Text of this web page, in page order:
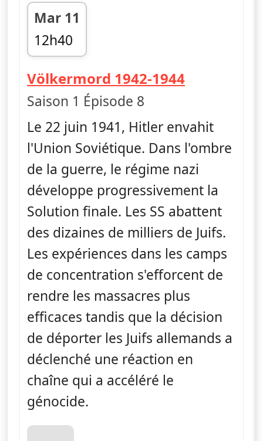
Mar 11
12h40
fin 13h35
Völkermord 1942-1944—
Saison 1 Épisode 8
Le 22 juin 1941, Hitler envahit
l'Union Soviétique. Dans l'ombre
de la guerre, le régime nazi
développe progressivement la
Solution finale. Les SS abattent
des dizaines de milliers de Juifs.
Les expériences dans les camps
de concentration s'efforcent de
rendre les massacres plus
efficaces tandis que la décision
de déporter les Juifs allemands a
déclenché une réaction en
chaîne qui a accéléré le
génocide.